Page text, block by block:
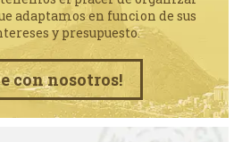
adaptamos en funcion de sus
y presupuesto.
con nosotros!